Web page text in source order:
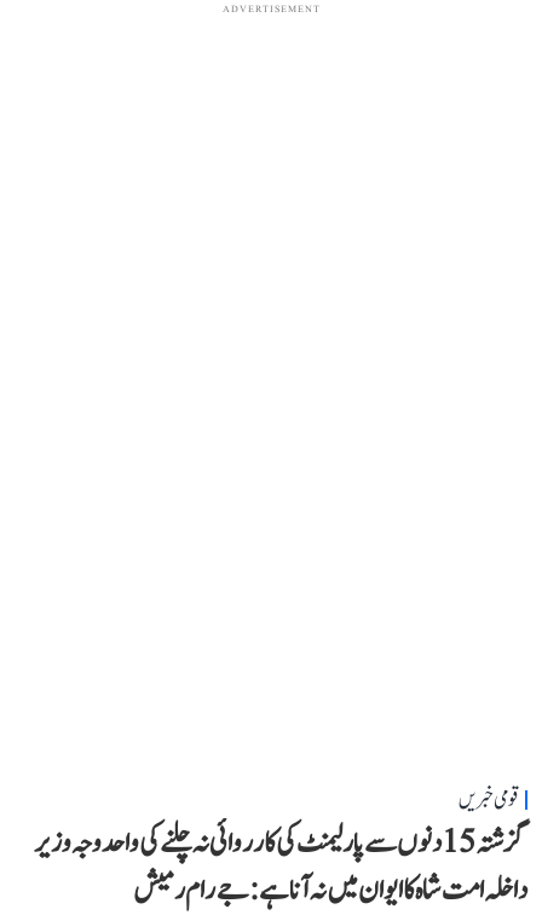
ADVERTISEMENT
قومی خبریں
گزشتہ 15 دنوں سے پارلیمنٹ کی کارروائی نہ چلنے کی واحد وجہ وزیر
داخلہ امت شاہ کا ایوان میں نہ آنا ہے: جے رام رمیش